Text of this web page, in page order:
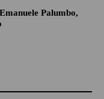
Palumbo,